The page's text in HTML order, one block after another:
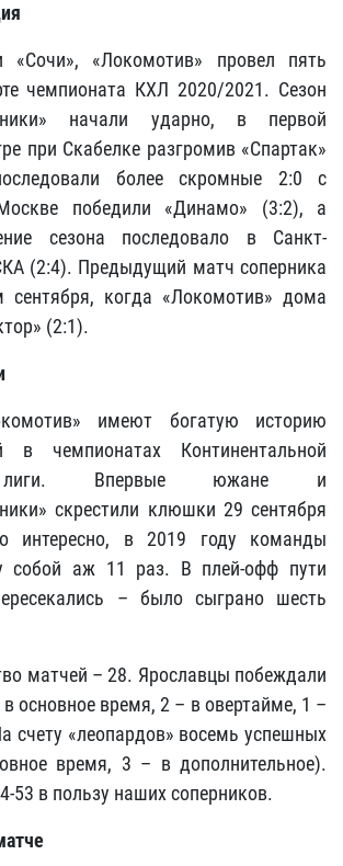
«Локомотив» провел пять
чемпионата КХЛ 2020/2021. Сезон
начали ударно, в первой
при Скабелке разгромив «Спартак»
более скромные 2:0 с
победили «Динамо» (3:2), а
сезона последовало в Санкт-
(2:4). Предыдущий матч соперника
сентября, когда «Локомотив» дома
(2:1).
имеют богатую историю
в чемпионатах Континентальной
лиги. Впервые южане и
скрестили клюшки 29 сентября
интересно, в 2019 году команды
собой аж 11 раз. В плей-офф пути
– было сыграно шесть
матчей – 28. Ярославцы побеждали
основное время, 2 – в овертайме, 1 –
счету «леопардов» восемь успешных
время, 3 – в дополнительное).
53 в пользу наших соперников.